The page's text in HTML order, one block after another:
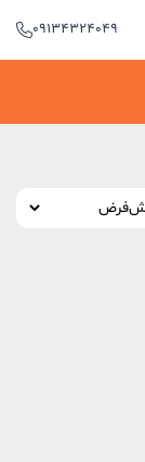
09134324049